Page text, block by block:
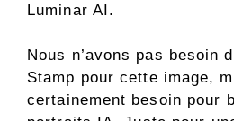
Luminar AI.
Nous n’avons pas besoin
Stamp pour cette image,
certainement besoin pour